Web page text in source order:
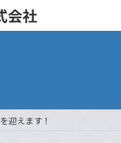
会社
迎えます！